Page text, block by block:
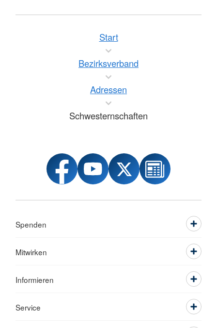
Start
Bezirksverband
Adressen
Schwesternschaften
Spenden
Mitwirken
Informieren
Service